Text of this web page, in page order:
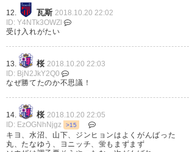
方法なぞ…どうでも良いのだァ
ァァァ！！！
https://t.co/DlWY2DEX6y
— ゆーさく@サッカー
(crz_sanfrehime)
12. 瓦斯 2018.10.20 22:02
ID: Y4NTk3OWZl
受け入れがたい
13. 桜 2018.10.20 22:03
ID: BjN2JkY2Q0
なぜ勝てたのか不思議！
14. 桜 2018.10.20 22:05
ID: EzOGNhNjgz
>15
キヨ、水沼、山下、ジンヒョンはよくがんばった
丸、たなゆう、ヨニッチ、蛍もまずまず